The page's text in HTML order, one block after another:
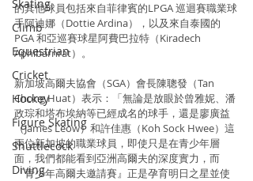
Skating
Climb
Equestrian
Cricket
Hockey
Figure Skating
Shuttlecock
Diving
的其他球員包括來自菲律賓的LPGA 巡迴賽職業球
手阿迪娜（Dottie Ardina），以及來自泰國的
PGA 和亞巡賽球星阿費巴拉特（Kiradech
Aphibarnrat）。
新加坡高爾夫協會（SGA）會長陳聰發（Tan
Chong Huat）表示：「無論是放眼於曾雅妮、潘
政琮和塔布埃納等已經成名的球手，還是廖廣益
（James Leow）和許佳惠（Koh Sock Hwee）這
兩位新加坡的職業球員，即使只是在青少年層
面，我們都能看到亞洲高爾夫的深度實力，而
『青少年高爾夫邀請賽』正是孕育明日之星並使